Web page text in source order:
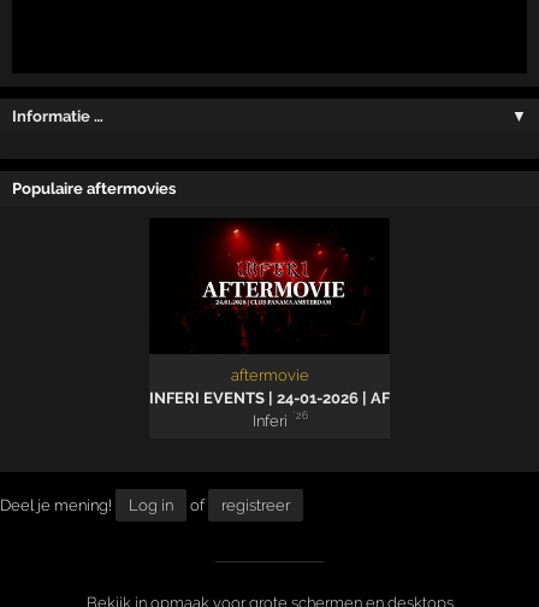
Informatie … ▼
Populaire aftermovies
aftermovie
INFERI EVENTS | 24-01-2026 | AFTERMOVIE
Inferi
'26
Deel je mening! Log in of registreer
Bekijk in opmaak voor grote schermen en desktops